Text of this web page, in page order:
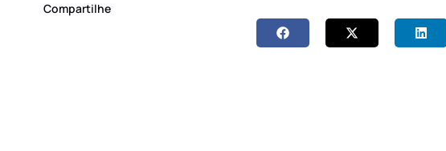
Compartilhe